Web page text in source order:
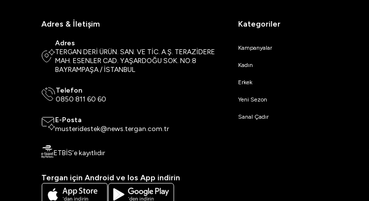
Adres & İletişim
Adres
TERGAN DERİ ÜRÜN. SAN. VE TİC. A.Ş. TERAZİDERE
MAH. ESENLER CAD. YAŞARDOĞU SOK. NO:8
BAYRAMPAŞA / İSTANBUL
Telefon
0850 811 60 60
E-Posta
musteridestek@news.tergan.com.tr
ETBİS’e kayıtlıdır
Tergan için Android ve Ios App indirin
Kategoriler
Kampanyalar
Kadın
Erkek
Yeni Sezon
Sanal Çadır